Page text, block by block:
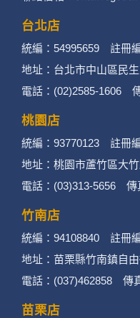
台北店
統編：54995659 註冊
地址：台北市中山區民
電話：(02)2585-1606
桃園店
統編：93770123 註冊
地址：桃園市蘆竹區大
電話：(03)313-5656 傳
竹南店
統編：94108840 註冊
地址：苗栗縣竹南鎮自
電話：(037)462858 傳
苗栗店